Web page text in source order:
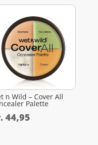
n Wild – Cover All
Palette
44,95